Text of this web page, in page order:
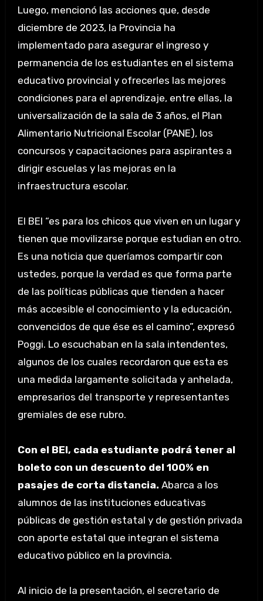
Luego, mencionó las acciones que, desde
diciembre de 2023, la Provincia ha
implementado para asegurar el ingreso y
permanencia de los estudiantes en el sistema
educativo provincial y ofrecerles las mejores
condiciones para el aprendizaje, entre ellas, la
universalización de la sala de 3 años, el Plan
Alimentario Nutricional Escolar (PANE), los
concursos y capacitaciones para aspirantes a
dirigir escuelas y las mejoras en la
infraestructura escolar.
El BEI “es para los chicos que viven en un lugar y
tienen que movilizarse porque estudian en otro.
Es una noticia que queríamos compartir con
ustedes, porque la verdad es que forma parte
de las políticas públicas que tienden a hacer
más accesible el conocimiento y la educación,
convencidos de que ése es el camino”, expresó
Poggi. Lo escuchaban en la sala intendentes,
algunos de los cuales recordaron que esta es
una medida largamente solicitada y anhelada,
empresarios del transporte y representantes
gremiales de ese rubro.
Con el BEI, cada estudiante podrá tener al
boleto con un descuento del 100% en
pasajes de corta distancia. Abarca a los
alumnos de las instituciones educativas
públicas de gestión estatal y de gestión privada
con aporte estatal que integran el sistema
educativo público en la provincia.
Al inicio de la presentación, el secretario de